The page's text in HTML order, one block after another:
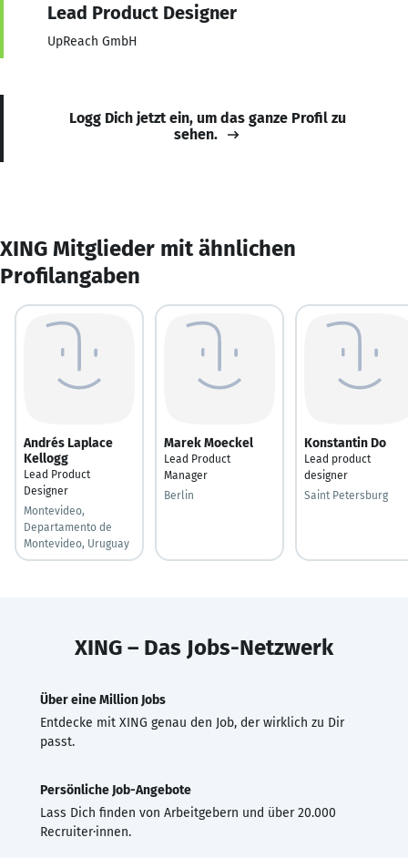
Lead Product Designer
UpReach GmbH
Logg Dich jetzt ein, um das ganze Profil zu
sehen.
XING Mitglieder mit ähnlichen
Profilangaben
Andrés Laplace
Kellogg
Lead Product
Designer
Montevideo,
Departamento de
Montevideo, Uruguay
Marek Moeckel
Lead Product
Manager
Berlin
Konstantin Do
Lead product
designer
Saint Petersburg
XING – Das Jobs-Netzwerk
Über eine Million Jobs
Entdecke mit XING genau den Job, der wirklich zu Dir
passt.
Persönliche Job-Angebote
Lass Dich finden von Arbeitgebern und über 20.000
Recruiter·innen.